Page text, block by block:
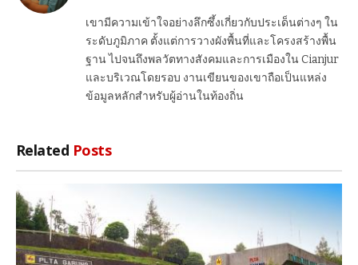
เขามีความเข้าใจอย่างลึกซึ้งเกี่ยวกับประเด็นต่างๆ ใน
ระดับภูมิภาค ตั้งแต่การวางผังพื้นที่และโครงสร้างพื้น
ฐาน ไปจนถึงพลวัตทางสังคมและการเมืองใน Cianjur
และบริเวณโดยรอบ งานเขียนของเขาถือเป็นแหล่ง
ข้อมูลหลักสำหรับผู้อ่านในท้องถิ่น
Related Posts